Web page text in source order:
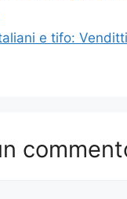
e tifo: